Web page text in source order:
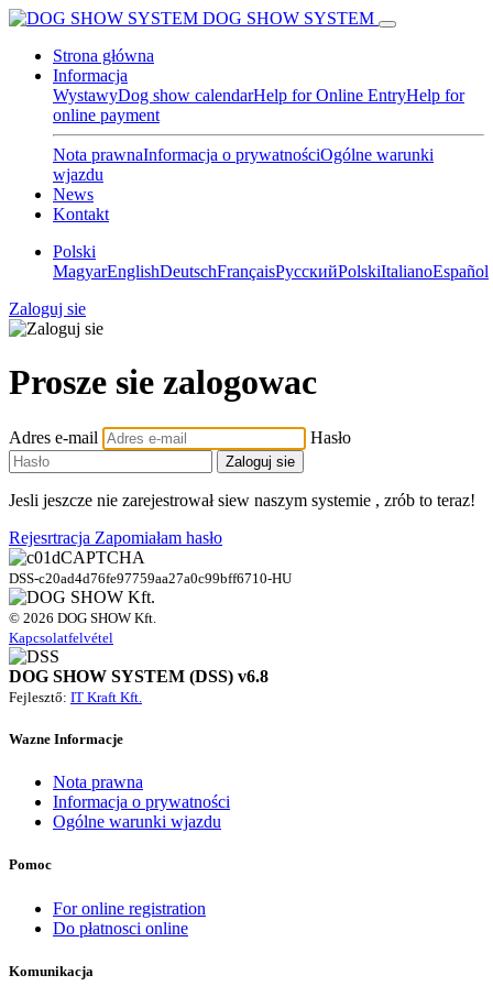
DOG SHOW SYSTEM
Strona główna
Informacja
WystawyDog show calendarHelp for Online EntryHelp for
online payment
Nota prawnaInformacja o prywatnościOgólne warunki
wjazdu
News
Kontakt
Polski
MagyarEnglishDeutschFrançaisPусскийPolskiItalianoEspañol
Zaloguj sie
Prosze sie zalogowac
Adres e-mail Hasło
Jesli jeszcze nie zarejestrował siew naszym systemie , zrób to teraz!
Rejesrtracja Zapomiałam hasło
DSS-c20ad4d76fe97759aa27a0c99bff6710-HU
© 2026 DOG SHOW Kft.
Kapcsolatfelvétel
DOG SHOW SYSTEM (DSS) v6.8
Fejlesztő: IT Kraft Kft.
Wazne Informacje
Nota prawna
Informacja o prywatności
Ogólne warunki wjazdu
Pomoc
For online registration
Do płatnosci online
Komunikacja